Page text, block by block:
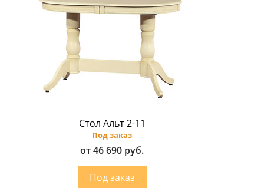
Стол Альт 2-11
Под заказ
от 46 690 руб.